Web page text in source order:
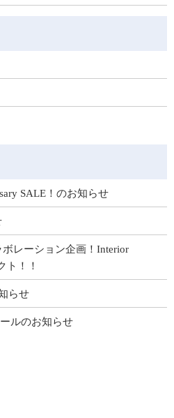
SALE！のお知らせ
ボレーション企画！Interior
！！
らせ
ルのお知らせ